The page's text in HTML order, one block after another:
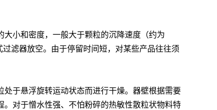
小和密度，一般大于颗粒的沉降速度（约为
滤器放空。由于停留时间短，对某些产品往往须
于悬浮旋转运动状态而进行干燥。器壁根据需要
对于憎水性强、不怕粉碎的热敏性散粒状物料特